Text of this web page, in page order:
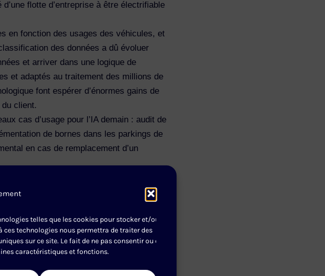
telles que les cookies pour stocker et/ou
technologies nous permettra de traiter des
sur ce site. Le fait de ne pas consentir ou de
caractéristiques et fonctions.
flotte d’entreprise à être électrifiable
en fonction des usages des véhicules, et
des données a dû évoluer
et arriver dans une logique de
et adaptés au traitement des millions de
font espérer d’énormes gains de
client.
cas d’usage pour l’IA demain : audit de
de bornes dans les parkings de
en cas de remplacement d’un
pour plus d’informations.